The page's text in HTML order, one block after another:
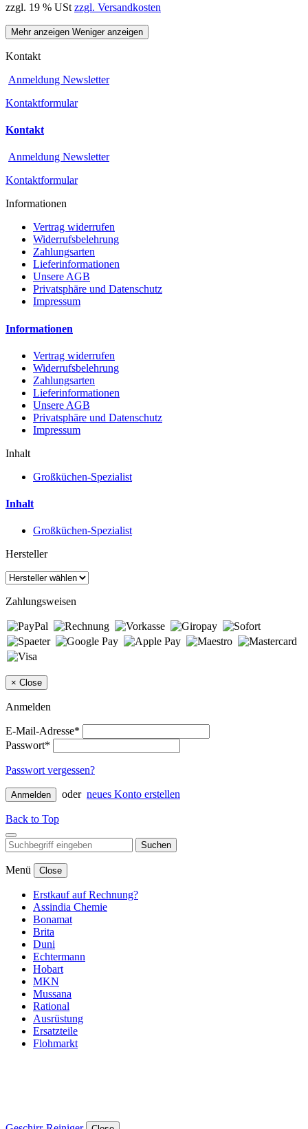
zzgl. 19 % USt zzgl. Versandkosten
Mehr anzeigen Weniger anzeigen
Kontakt
Anmeldung Newsletter
Kontaktformular
Kontakt
Anmeldung Newsletter
Kontaktformular
Informationen
Vertrag widerrufen
Widerrufsbelehrung
Zahlungsarten
Lieferinformationen
Unsere AGB
Privatsphäre und Datenschutz
Impressum
Informationen
Vertrag widerrufen
Widerrufsbelehrung
Zahlungsarten
Lieferinformationen
Unsere AGB
Privatsphäre und Datenschutz
Impressum
Inhalt
Großküchen-Spezialist
Inhalt
Großküchen-Spezialist
Hersteller
Zahlungsweisen
× Close
Anmelden
E-Mail-Adresse*
Passwort*
Passwort vergessen?
Anmelden oder neues Konto erstellen
Back to Top
Suchen
Menü Close
Erstkauf auf Rechnung?
Assindia Chemie
Bonamat
Brita
Duni
Echtermann
Hobart
MKN
Mussana
Rational
Ausrüstung
Ersatzteile
Flohmarkt